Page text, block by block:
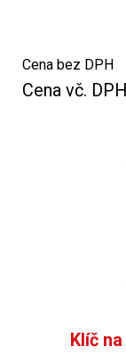
Cena bez DPH
Cena vč. DPH
Klíč